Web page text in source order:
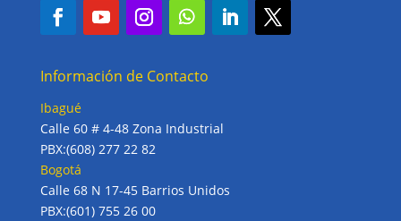
Información de Contacto
Ibagué
Calle 60 # 4-48 Zona Industrial
PBX:(608) 277 22 82
Bogotá
Calle 68 N 17-45 Barrios Unidos
PBX:(601) 755 26 00